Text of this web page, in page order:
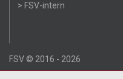
> FSV-intern
FSV © 2016 - 2026